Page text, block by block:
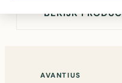
BEKIJK
AVANTIUS